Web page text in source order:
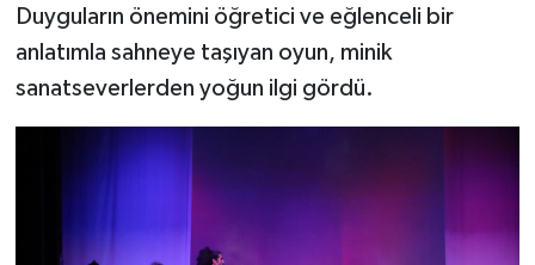
Duyguların önemini öğretici ve eğlenceli bir
anlatımla sahneye taşıyan oyun, minik
sanatseverlerden yoğun ilgi gördü.